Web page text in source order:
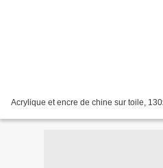
Acrylique et encre de chine sur toile,